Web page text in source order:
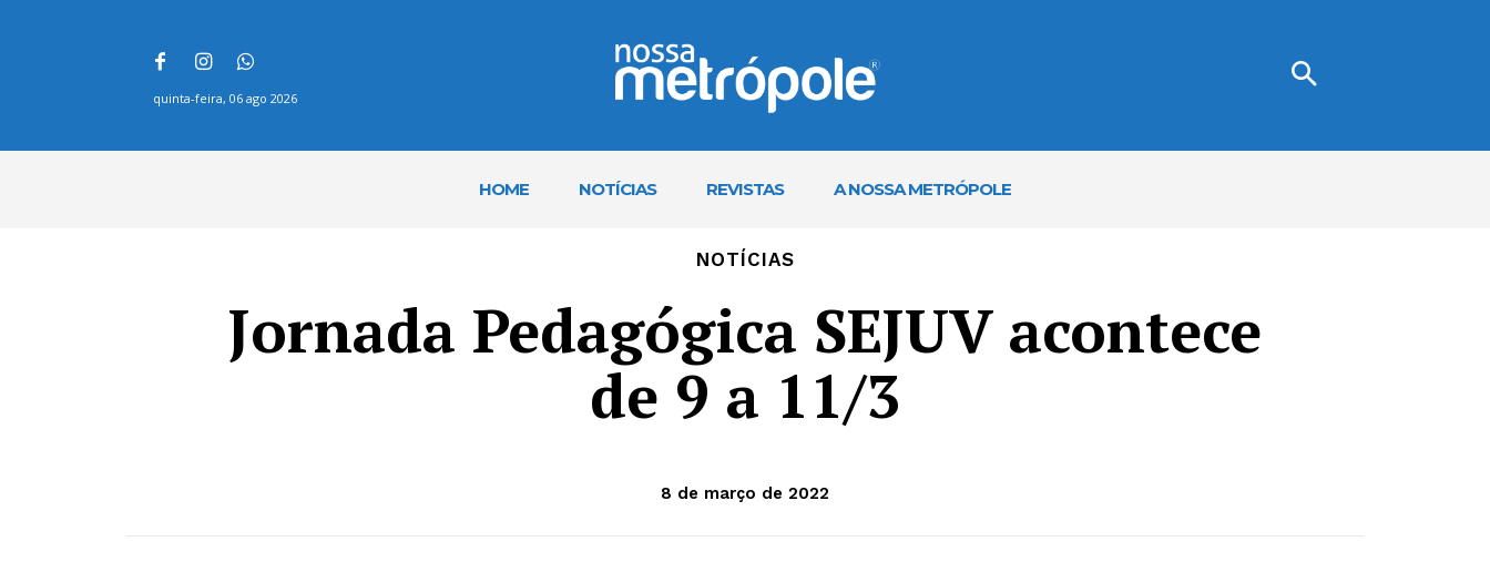
quinta-feira, 06 ago 2026
HOME NOTÍCIAS REVISTAS A NOSSA METRÓPOLE
NOTÍCIAS
Jornada Pedagógica SEJUV acontece
de 9 a 11/3
8 de março de 2022